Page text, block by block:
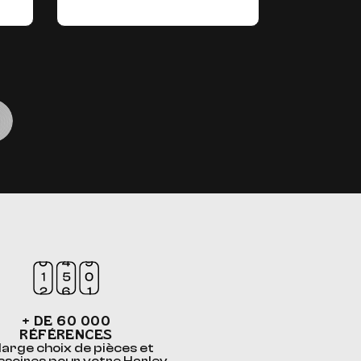
+ DE 60 000
RÉFÉRENCES
choix de pièces et